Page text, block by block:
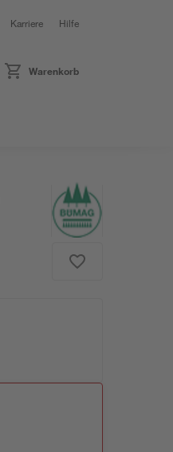
Karriere Hilfe
Warenkorb